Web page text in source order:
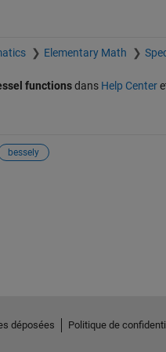
Elementary Math
functionsdans Help Center
bessely
déposées Politique de